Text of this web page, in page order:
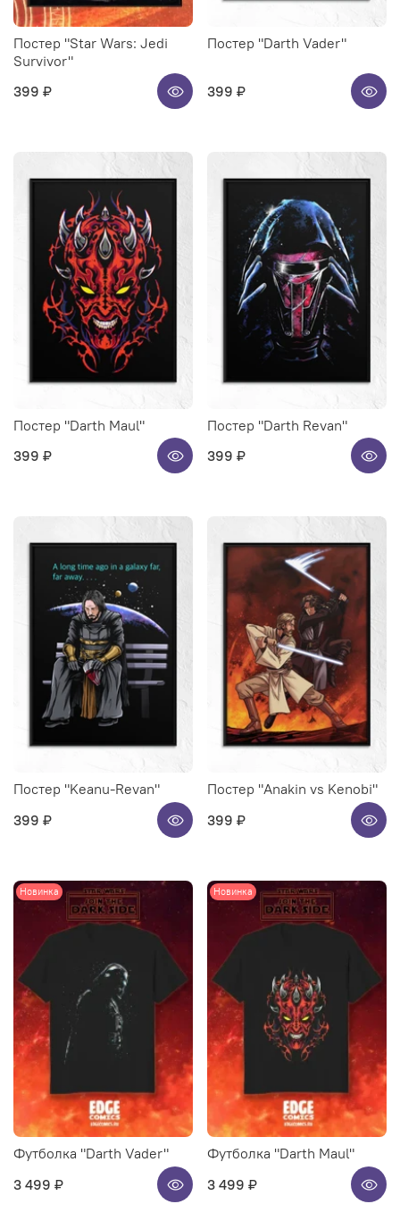
Постер "Star Wars: Jedi
Survivor"
399 ₽
Постер "Darth Vader"
399 ₽
Постер "Darth Maul"
399 ₽
Постер "Darth Revan"
399 ₽
Постер "Keanu-Revan"
399 ₽
Постер "Anakin vs Kenobi"
399 ₽
Новинка
Футболка "Darth Vader"
3 499 ₽
Новинка
Футболка "Darth Maul"
3 499 ₽